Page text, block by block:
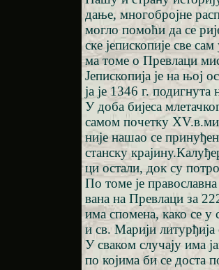
дање, многобројне
могло помоћи да се
ске јепископије све
ма томе о Превлаци
Јепископија је на њој
ја је 1346 г.
У доба бијеса
самом почетку
није нашао се
станску
ци остали, док су
По томе је
вана на Превлаци за
има спомена, како се
и св. Марији
У сваком случају има
по којима би се доста